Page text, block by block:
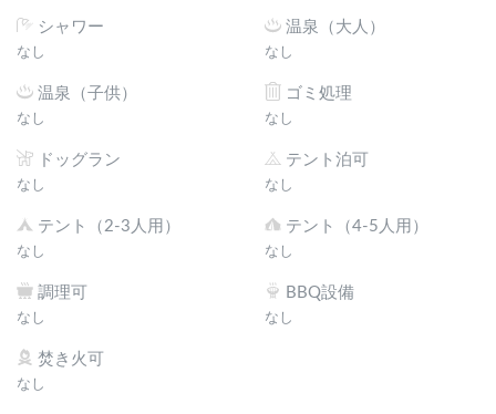
シャワー
なし
温泉（大人）
なし
温泉（子供）
なし
ゴミ処理
なし
ドッグラン
なし
テント泊可
なし
テント（2-3人用）
なし
テント（4-5人用）
なし
調理可
なし
BBQ設備
なし
焚き火可
なし